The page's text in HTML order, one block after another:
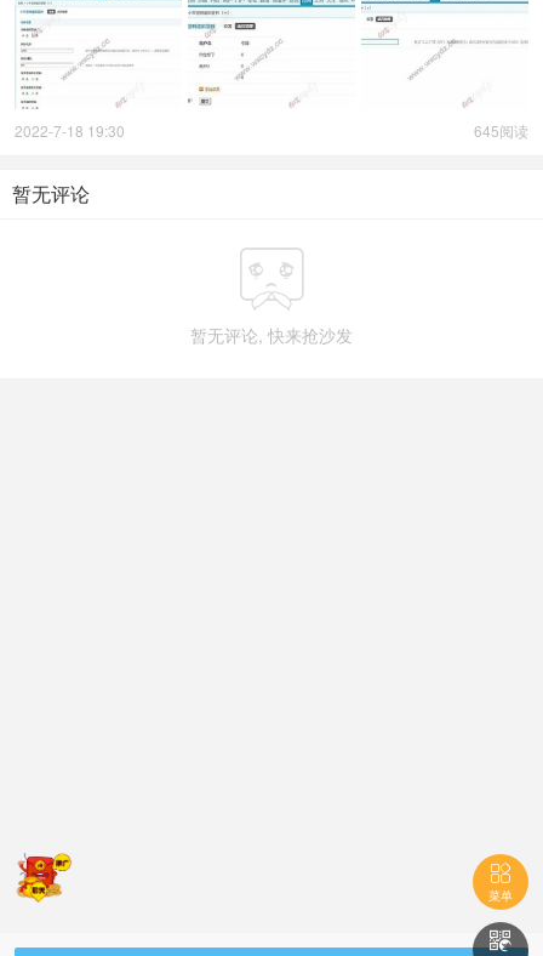
645阅读
2022-7-18 19:30
暂无评论

暂无评论, 快来抢沙发

菜单
